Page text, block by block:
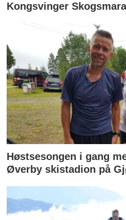
Kongsvinger
Høstsesongen i gang
Øverby skistadion på